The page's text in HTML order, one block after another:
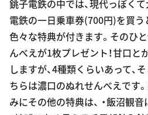
電鉄の一日乗車券(700円)を買う
色々な特典が付きます。そのひと
んべえが1枚プレゼント！甘口と
しますが、4種類くらいあって、
ちらは濃口のぬれせんべえです
みにその他の特典は、 ・飯沼観
・地球の丸く見える丘展望館入